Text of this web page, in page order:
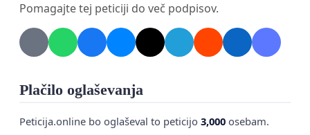
Pomagajte tej peticiji do več podpisov.
Plačilo oglaševanja
Peticija.online bo oglaševal to peticijo 3,000 osebam.